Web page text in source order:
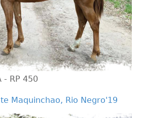
- RP 450
Maquinchao, Rio Negro'19